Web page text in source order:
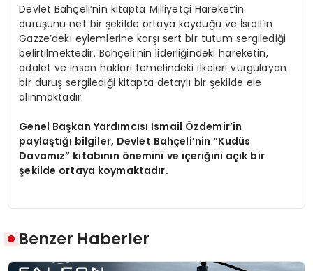
Devlet Bahçeli’nin kitapta Milliyetçi Hareket’in
duruşunu net bir şekilde ortaya koyduğu ve İsrail’in
Gazze’deki eylemlerine karşı sert bir tutum sergilediği
belirtilmektedir. Bahçeli’nin liderliğindeki hareketin,
adalet ve insan hakları temelindeki ilkeleri vurgulayan
bir duruş sergilediği kitapta detaylı bir şekilde ele
alınmaktadır.
Genel Başkan Yardımcısı İsmail Özdemir’in
paylaştığı bilgiler, Devlet Bahçeli’nin “Kudüs
Davamız” kitabının önemini ve içeriğini açık bir
şekilde ortaya koymaktadır.
Benzer Haberler